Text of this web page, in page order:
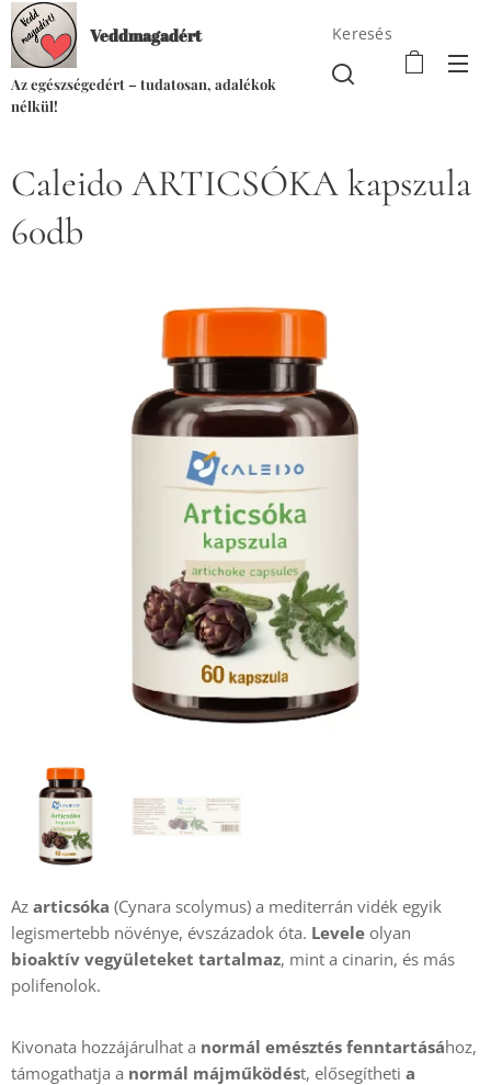
Veddmagadért
Az egészségedért – tudatosan, adalékok
nélkül!
Keresés
Caleido ARTICSÓKA kapszula
60db
Az articsóka (Cynara scolymus) a mediterrán vidék egyik
legismertebb növénye, évszázadok óta. Levele olyan
bioaktív vegyületeket tartalmaz, mint a cinarin, és más
polifenolok.
Kivonata hozzájárulhat a normál emésztés fenntartásához,
támogathatja a normál májműködést, elősegítheti a